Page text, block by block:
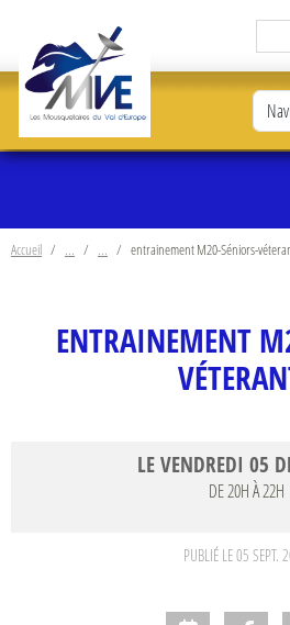
Accueil entrainement M20-Séniors-
ENTRAINEMENT
LEVENDREDI 05
DE 20H À 22H
PUBLIÉ LE05 SEPT.